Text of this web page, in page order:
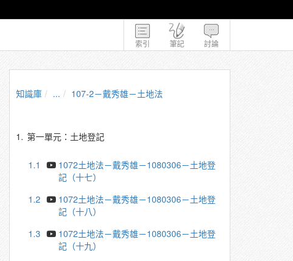
索引 筆記 討論
知識庫 ... 107-2－戴秀雄－土地法
1. 第一單元：土地登記
1.1
1072土地法－戴秀雄－1080306－土地登
記（十七）
1.2
1072土地法－戴秀雄－1080306－土地登
記（十八）
1.3
1072土地法－戴秀雄－1080306－土地登
記（十九）